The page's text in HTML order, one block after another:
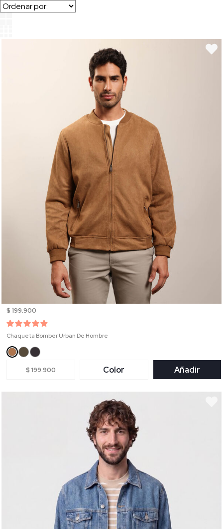
$ 199.900
Chaqueta Bomber Urban De Hombre
$ 199.900 Color Añadir